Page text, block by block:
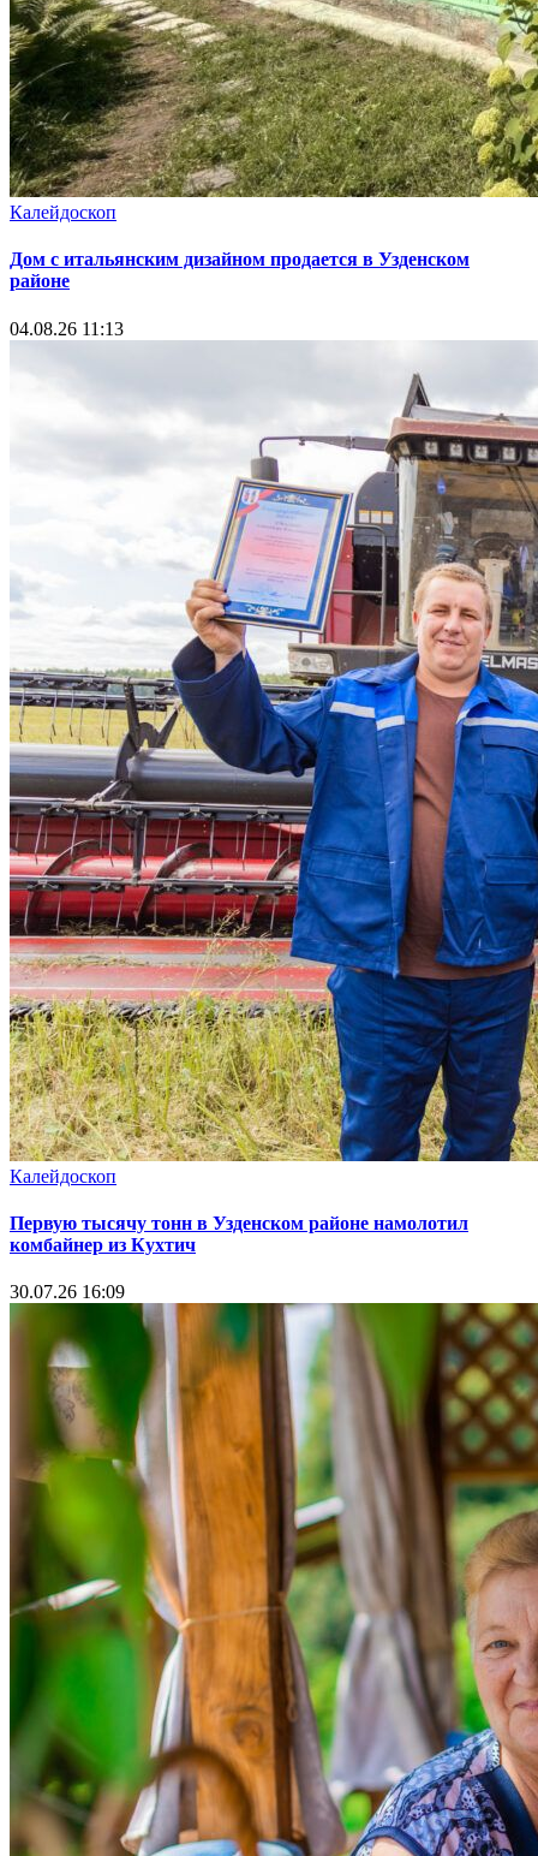
Калейдоскоп
Дом с итальянским дизайном продается в Узденском
районе
04.08.26 11:13
Калейдоскоп
Первую тысячу тонн в Узденском районе намолотил
комбайнер из Кухтич
30.07.26 16:09